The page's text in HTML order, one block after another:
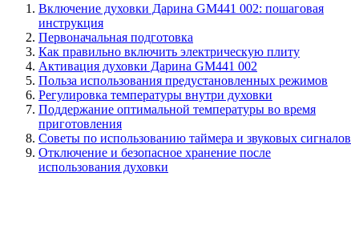
Включение духовки Дарина GM441 002: пошаговая
инструкция
Первоначальная подготовка
Как правильно включить электрическую плиту
Активация духовки Дарина GM441 002
Польза использования предустановленных режимов
Регулировка температуры внутри духовки
Поддержание оптимальной температуры во время
приготовления
Советы по использованию таймера и звуковых сигналов
Отключение и безопасное хранение после
использования духовки